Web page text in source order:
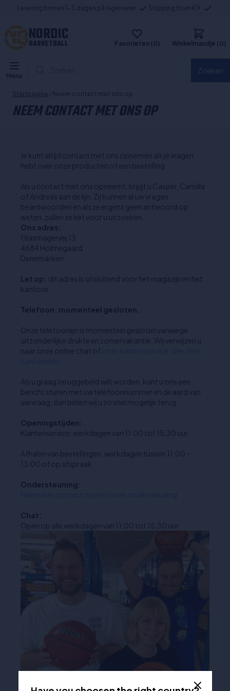
Levering binnen 1-3 dagen på lagervarer Shipping from €9
NORDIC
BASKETBALL Favorieten (0) Winkelmandje (0)
Menu
Startpagina / Neem contact met ons op
NEEM CONTACT MET ONS OP
Je kunt altijd contact met ons opnemen als je vragen
hebt over onze producten of een bestelling.
Als u contact met ons opneemt, krijgt u Casper, Camilla
of Andreas aan de lijn. Zij kunnen al uw vragen
beantwoorden en als ze ergens geen antwoord op
weten, zullen ze het voor u uitzoeken.
Ons adres:
Glasmagervej 13
4684 Holmegaard
Denemarken
Let op: dit adres is uitsluitend voor het magazijn en het
kantoor.
Telefoon: momenteel gesloten.
Onze telefoonlijn is momenteel gesloten vanwege
uitzonderlijke drukte en zomervakantie. Wij verwijzen u
naar onze online chat of
Als u graag teruggebeld wilt worden, kunt u ons een
bericht sturen met uw telefoonnummer en de aard van
uw vraag, dan bellen wij u zo snel mogelijk terug.
Openingstijden:
Klantenservice: werkdagen van 11:00 tot 15:30 uur.
Afhalen van bestellingen: werkdagen tussen 11:00 -
13:00 of op afspraak.
Ondersteuning:
Chat:
Open op alle werkdagen van 11:00 tot 15:30 uur.